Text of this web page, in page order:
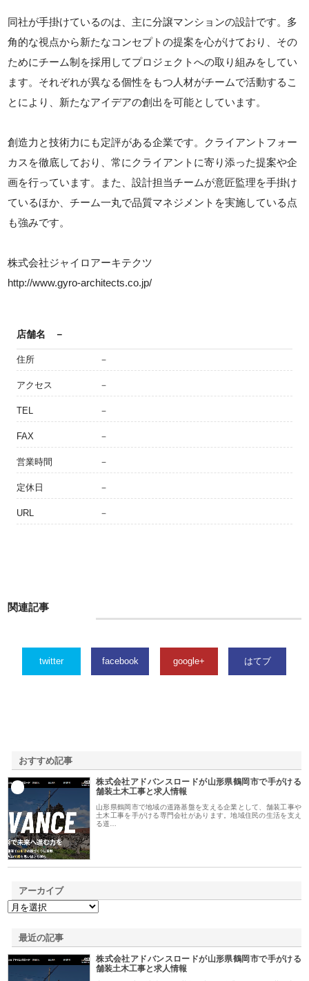
同社が手掛けているのは、主に分譲マンションの設計です。多
角的な視点から新たなコンセプトの提案を心がけており、その
ためにチーム制を採用してプロジェクトへの取り組みをしてい
ます。それぞれが異なる個性をもつ人材がチームで活動するこ
とにより、新たなアイデアの創出を可能としています。
創造力と技術力にも定評がある企業です。クライアントフォー
カスを徹底しており、常にクライアントに寄り添った提案や企
画を行っています。また、設計担当チームが意匠監理を手掛け
ているほか、チーム一丸で品質マネジメントを実施している点
も強みです。
株式会社ジャイロアーキテクツ
http://www.gyro-architects.co.jp/
店舗名 －
住所 －
アクセス －
TEL －
FAX －
営業時間 －
定休日 －
URL －
関連記事
twitter facebook google+ はてブ
おすすめ記事
株式会社アドバンスロードが山形県鶴岡市で手がける
舗装土木工事と求人情報
山形県鶴岡市で地域の道路基盤を支える企業として、舗装工事や
土木工事を手がける専門会社があります。地域住民の生活を支え
る道…
アーカイブ
最近の記事
株式会社アドバンスロードが山形県鶴岡市で手がける
舗装土木工事と求人情報